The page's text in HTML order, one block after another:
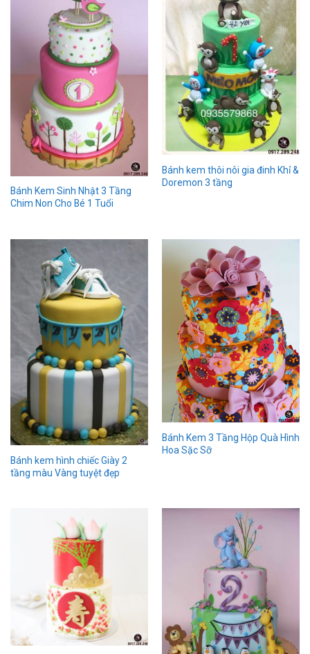
Bánh Kem Sinh Nhật 3 Tầng
Chim Non Cho Bé 1 Tuổi
Bánh kem thôi nôi gia đinh Khỉ &
Doremon 3 tầng
Bánh kem hình chiếc Giày 2
tầng màu Vàng tuyệt đẹp
Bánh Kem 3 Tầng Hộp Quà Hình
Hoa Sặc Sỡ